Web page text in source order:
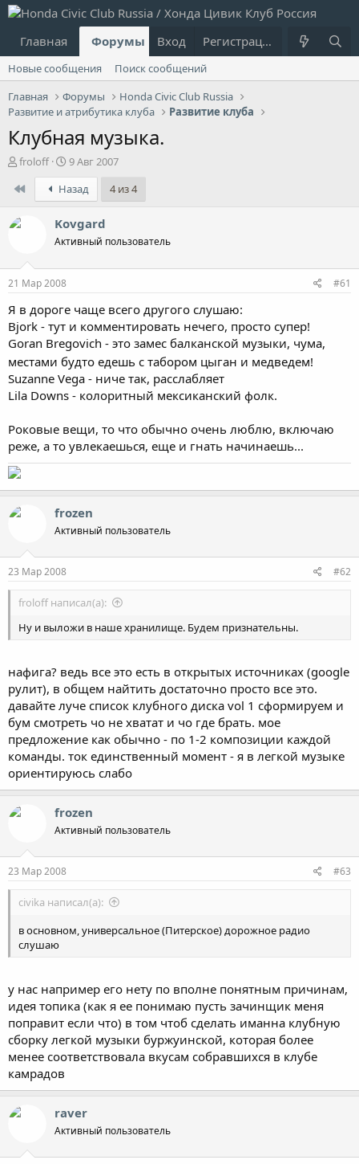
Главная Форумы Что нового?
Вход Регистрация
Новые сообщения
Поиск сообщений
Главная
Форумы
Honda Civic Club Russia
Развитие и атрибутика клуба
Развитие клуба
Клубная музыка.
А
т
р
т
ы
froloff
Д
а
т
а
н
а
ч
9 Авг 2007
Назад 4 из 4
Kovgard
Активный пользователь
21 Мар 2008 #61
Я в дороге чаще всего другого слушаю:
Bjork - тут и комментировать нечего, просто супер!
Goran Bregovich - это замес балканской музыки, чума,
местами будто едешь с табором цыган и медведем!
Suzanne Vega - ниче так, расслабляет
Lila Downs - колоритный мексиканский фолк.
Роковые вещи, то что обычно очень люблю, включаю
реже, а то увлекаешься, еще и гнать начинаешь...
frozen
Активный пользователь
23 Мар 2008 #62
froloff написал(а):
Ну и выложи в наше хранилище. Будем признательны.
нафига? ведь все это есть в открытых источниках (google
рулит), в общем найтить достаточно просто все это.
давайте луче список клубного диска vol 1 сформируем и
бум смотреть чо не хватат и чо где брать. мое
предложение как обычно - по 1-2 композиции каждой
команды. ток единственный момент - я в легкой музыке
ориентируюсь слабо
frozen
Активный пользователь
23 Мар 2008 #63
civika написал(а):
в основном, универсальное (Питерское) дорожное радио
слушаю
у нас например его нету по вполне понятным причинам,
идея топика (как я ее понимаю пусть зачинщик меня
поправит если что) в том чтоб сделать иманна клубную
сборку легкой музыки буржуинской, которая более
менее соответствовала вкусам собравшихся в клубе
камрадов
raver
Активный пользователь